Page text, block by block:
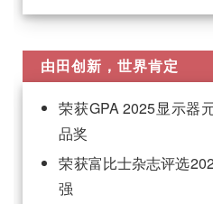
由田创新，世界肯定
荣获GPA 2025显示器
品奖
荣获富比士杂志评选
强